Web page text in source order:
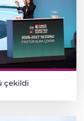
çekildi